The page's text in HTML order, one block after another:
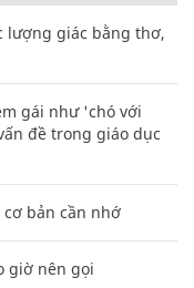
lượng giác bằng thơ,
gái như 'chó với
đề trong giáo dục
bản cần nhớ
giờ nên gọi